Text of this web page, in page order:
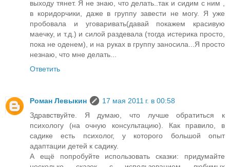
выходу тянет. Я не знаю, что делать..так и сидим с ним ,
в коридорчики, даже в группу завести не могу. Я уже
пробовала и уговаривать(давай покажем красивую
маечку, и т.д.) и силой раздевала (тогда истерика просто,
пока не оденем), и на руках в группу заносила...Я просто
незнаю, что мне делать...
Ответить
Роман Левыкин
17 мая 2011 г. в 00:58
Здравствуйте. Я думаю, что лучше обратиться к
психологу (на очную консультацию). Как правило, в
садике есть психолог, у которого большой опыт
адаптации детей к садику.
А ещё попробуйте использовать сказки: придумайте